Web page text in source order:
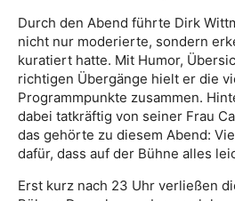
Durch den Abend führte Dirk
nicht nur moderierte, sondern
kuratiert hatte. Mit Humor,
richtigen Übergänge hielt er die
Programmpunkte zusammen.
dabei tatkräftig von seiner Frau
das gehörte zu diesem Abend:
dafür, dass auf der Bühne alles
Erst kurz nach 23 Uhr verließen